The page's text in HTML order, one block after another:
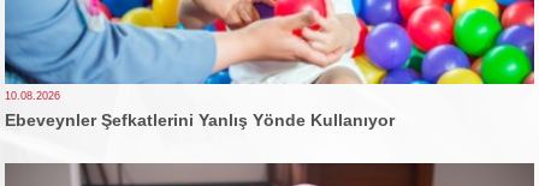
10.08.2026
Ebeveynler Şefkatlerini Yanlış Yönde Kullanıyor